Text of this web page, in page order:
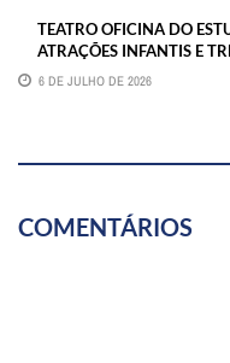
TEATRO OFICINA DO
ATRAÇÕES INFANTIS E
6 DE JULHO DE 2026
COMENTÁRIOS